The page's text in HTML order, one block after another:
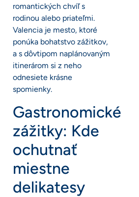
romantických chvíľ s
rodinou alebo priateľmi.
Valencia je mesto, ktoré
ponúka bohatstvo zážitkov,
a s dôvtipom naplánovaným
itinerárom si z neho
odnesiete krásne
spomienky.
Gastronomické
zážitky: Kde
ochutnať
miestne
delikatesy